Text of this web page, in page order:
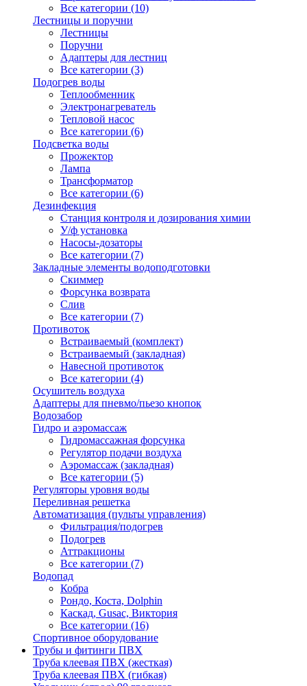
Все категории (10)
Лестницы и поручни
Лестницы
Поручни
Адаптеры для лестниц
Все категории (3)
Подогрев воды
Теплообменник
Электронагреватель
Тепловой насос
Все категории (6)
Подсветка воды
Прожектор
Лампа
Трансформатор
Все категории (6)
Дезинфекция
Станция контроля и дозирования химии
У/ф установка
Насосы-дозаторы
Все категории (7)
Закладные элементы водоподготовки
Скиммер
Форсунка возврата
Слив
Все категории (7)
Противоток
Встраиваемый (комплект)
Встраиваемый (закладная)
Навесной противоток
Все категории (4)
Осушитель воздуха
Адаптеры для пневмо/пьезо кнопок
Водозабор
Гидро и аэромассаж
Гидромассажная форсунка
Регулятор подачи воздуха
Аэромассаж (закладная)
Все категории (5)
Регуляторы уровня воды
Переливная решетка
Автоматизация (пульты управления)
Фильтрация/подогрев
Подогрев
Аттракционы
Все категории (7)
Водопад
Кобра
Рондо, Коста, Dolphin
Каскад, Gusac, Виктория
Все категории (16)
Спортивное оборудование
Трубы и фитинги ПВХ
Труба клеевая ПВХ (жесткая)
Труба клеевая ПВХ (гибкая)